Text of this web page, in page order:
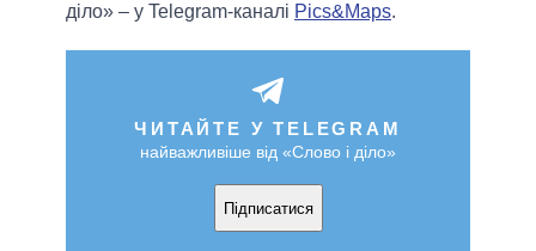
діло» – у Telegram-каналі Pics&Maps.
ЧИТАЙТЕ У TELEGRAM
найважливіше від «Слово і діло»
Підписатися